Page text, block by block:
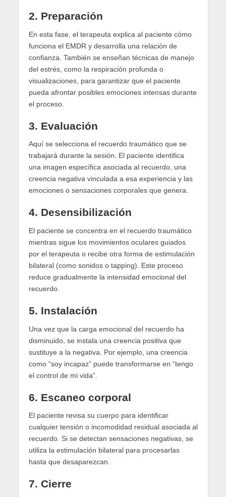
2. Preparación
En esta fase, el terapeuta explica al paciente cómo
funciona el EMDR y desarrolla una relación de
confianza. También se enseñan técnicas de manejo
del estrés, como la respiración profunda o
visualizaciones, para garantizar que el paciente
pueda afrontar posibles emociones intensas durante
el proceso.
3. Evaluación
Aquí se selecciona el recuerdo traumático que se
trabajará durante la sesión. El paciente identifica
una imagen específica asociada al recuerdo, una
creencia negativa vinculada a esa experiencia y las
emociones o sensaciones corporales que genera.
4. Desensibilización
El paciente se concentra en el recuerdo traumático
mientras sigue los movimientos oculares guiados
por el terapeuta o recibe otra forma de estimulación
bilateral (como sonidos o tapping). Este proceso
reduce gradualmente la intensidad emocional del
recuerdo.
5. Instalación
Una vez que la carga emocional del recuerdo ha
disminuido, se instala una creencia positiva que
sustituye a la negativa. Por ejemplo, una creencia
como “soy incapaz” puede transformarse en “tengo
el control de mi vida”.
6. Escaneo corporal
El paciente revisa su cuerpo para identificar
cualquier tensión o incomodidad residual asociada al
recuerdo. Si se detectan sensaciones negativas, se
utiliza la estimulación bilateral para procesarlas
hasta que desaparezcan.
7. Cierre